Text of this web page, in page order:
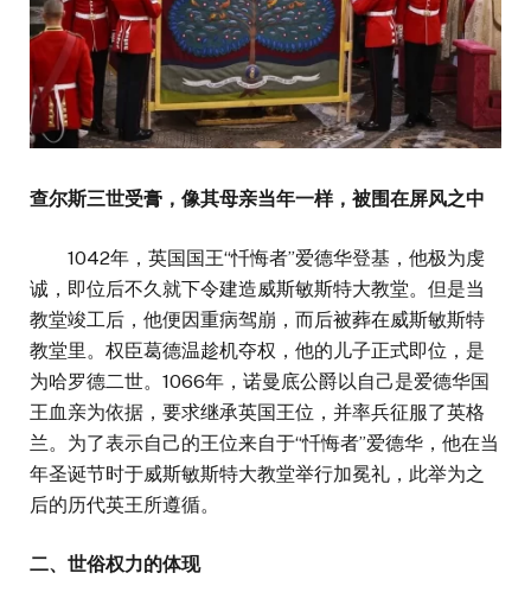
查尔斯三世受膏，像其母亲当年一样，被围在屏风之中
1042年，英国国王“忏悔者”爱德华登基，他极为虔
诚，即位后不久就下令建造威斯敏斯特大教堂。但是当
教堂竣工后，他便因重病驾崩，而后被葬在威斯敏斯特
教堂里。权臣葛德温趁机夺权，他的儿子正式即位，是
为哈罗德二世。1066年，诺曼底公爵以自己是爱德华国
王血亲为依据，要求继承英国王位，并率兵征服了英格
兰。为了表示自己的王位来自于“忏悔者”爱德华，他在当
年圣诞节时于威斯敏斯特大教堂举行加冕礼，此举为之
后的历代英王所遵循。
二、世俗权力的体现